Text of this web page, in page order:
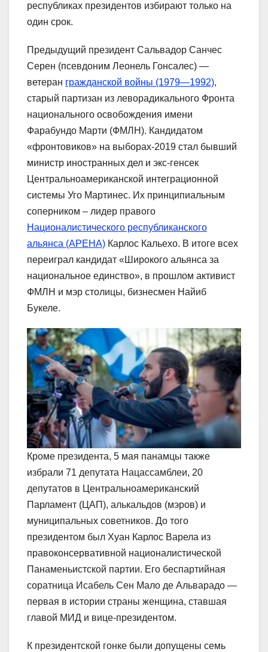
республиках президентов избирают только на
один срок.
Предыдущий президент Сальвадор Санчес
Серен (псевдоним Леонель Гонсалес) —
ветеран гражданской войны (1979—1992),
старый партизан из леворадикального Фронта
национального освобождения имени
Фарабундо Марти (ФМЛН). Кандидатом
«фронтовиков» на выборах-2019 стал бывший
министр иностранных дел и экс-генсек
Центральноамериканской интеграционной
системы Уго Мартинес. Их принципиальным
соперником – лидер правого
Националистического республиканского
альянса (АРЕНА) Карлос Кальехо. В итоге всех
переиграл кандидат «Широкого альянса за
национальное единство», в прошлом активист
ФМЛН и мэр столицы, бизнесмен Найиб
Букеле.
Кроме президента, 5 мая панамцы также
избрали 71 депутата Нацассамблеи, 20
депутатов в Центральноамериканский
Парламент (ЦАП), алькальдов (мэров) и
муниципальных советников. До того
президентом был Хуан Карлос Варела из
правоконсервативной националистической
Панаменьистской партии. Его беспартийная
соратница Исабель Сен Мало де Альварадо —
первая в истории страны женщина, ставшая
главой МИД и вице-президентом.
К президентской гонке были допущены семь